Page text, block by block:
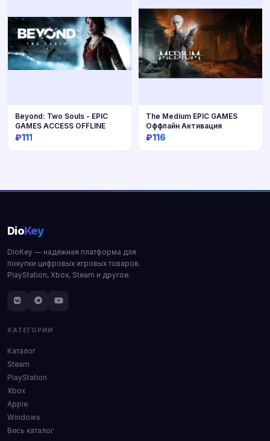
Beyond: Two Souls - EPIC
GAMES ACCESS OFFLINE
₽111
The Medium EPIC GAMES
Оффлайн Активация
₽116
DioKey
DioKey — надёжная платформа для
покупки цифровых игровых товаров.
PlayStation, Xbox, Steam и другое.
КАТЕГОРИИ
Каталог
Steam
PlayStation
Xbox
Apple
Windows
Весь каталог